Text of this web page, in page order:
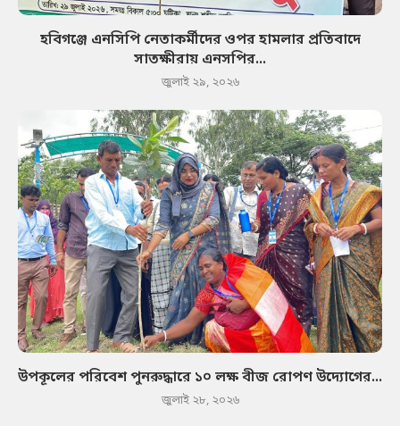
হবিগঞ্জে এনসিপি নেতাকর্মীদের ওপর হামলার প্রতিবাদে
সাতক্ষীরায় এনসপির...
জুলাই ২৯, ২০২৬
উপকূলের পরিবেশ পুনরুদ্ধারে ১০ লক্ষ বীজ রোপণ উদ্যোগের...
জুলাই ২৮, ২০২৬